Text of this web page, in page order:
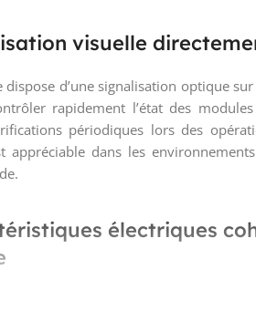
visuelle
dispose d’une signalisation optique
rapidement l’état des
périodiques lors des
appréciable dans les
électriques